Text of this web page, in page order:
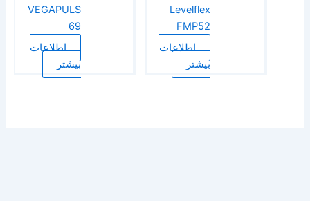
Levelflex
FMP52
اطلاعات
بیشتر
VEGAPULS
69
اطلاعات
بیشتر